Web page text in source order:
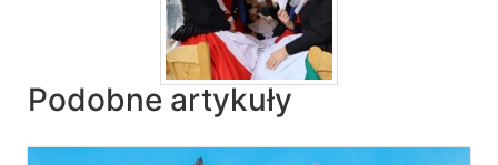
Podobne artykuły